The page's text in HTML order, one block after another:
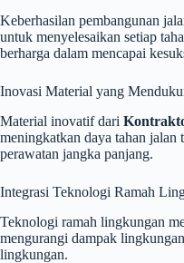
Keberhasilan pembangunan
untuk menyelesaikan setiap
berharga dalam mencapai
Inovasi Material yang
Material inovatif dari
meningkatkan daya tahan jalan
perawatan jangka panjang.
Integrasi Teknologi Ramah
Teknologi ramah lingkungan
mengurangi dampak
lingkungan.